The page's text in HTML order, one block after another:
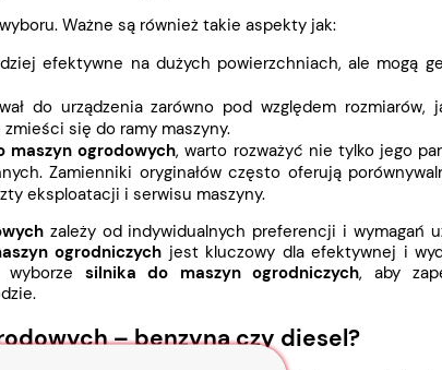
Ważne są również takie aspekty jak:
efektywne na dużych powierzchniach, ale mogą
do urządzenia zarówno pod względem rozmiarów,
zmieści się do ramy maszyny.
maszyn ogrodowych, warto rozważyć nie tylko jego
Zamienniki oryginałów często oferują
eksploatacji i serwisu maszyny.
zależy od indywidualnych preferencji i wymagań
ogrodniczych jest kluczowy dla efektywnej i
silnika do maszyn ogrodniczych, aby
– benzyna czy diesel?